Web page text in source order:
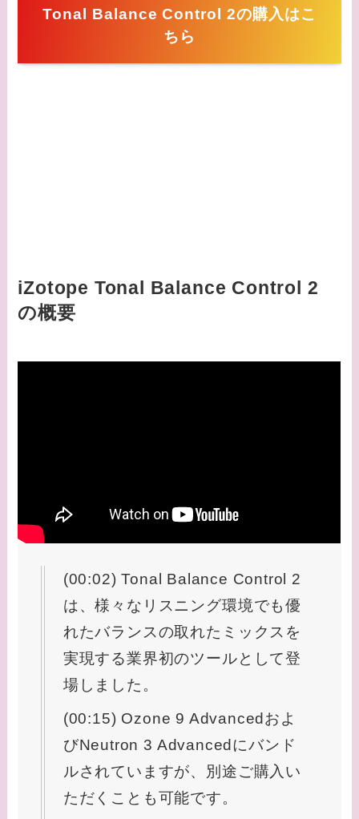
Tonal Balance Control 2の購入はこ
ちら
iZotope Tonal Balance Control 2
の概要
(00:02) Tonal Balance Control 2
は、様々なリスニング環境でも優
れたバランスの取れたミックスを
実現する業界初のツールとして登
場しました。
(00:15) Ozone 9 Advancedおよ
びNeutron 3 Advancedにバンド
ルされていますが、別途ご購入い
ただくことも可能です。